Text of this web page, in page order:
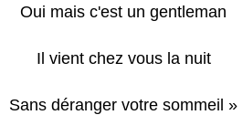
Oui mais c'est un gentleman
Il vient chez vous la nuit
Sans déranger votre sommeil »